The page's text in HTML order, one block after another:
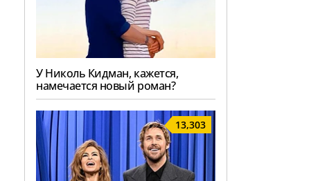
У Николь Кидман, кажется,
намечается новый роман?
13,303